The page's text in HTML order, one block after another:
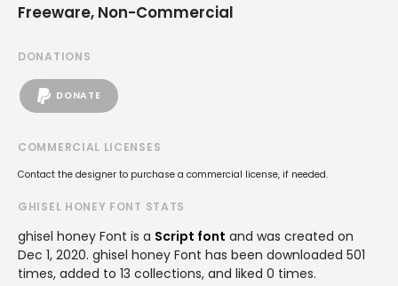
Freeware, Non-Commercial
DONATIONS
DONATE
COMMERCIAL LICENSES
Contact the designer to purchase a commercial license, if needed.
GHISEL HONEY FONT STATS
ghisel honey Font is a Script font and was created on
Dec 1, 2020. ghisel honey Font has been downloaded 501
times, added to 13 collections, and liked 0 times.